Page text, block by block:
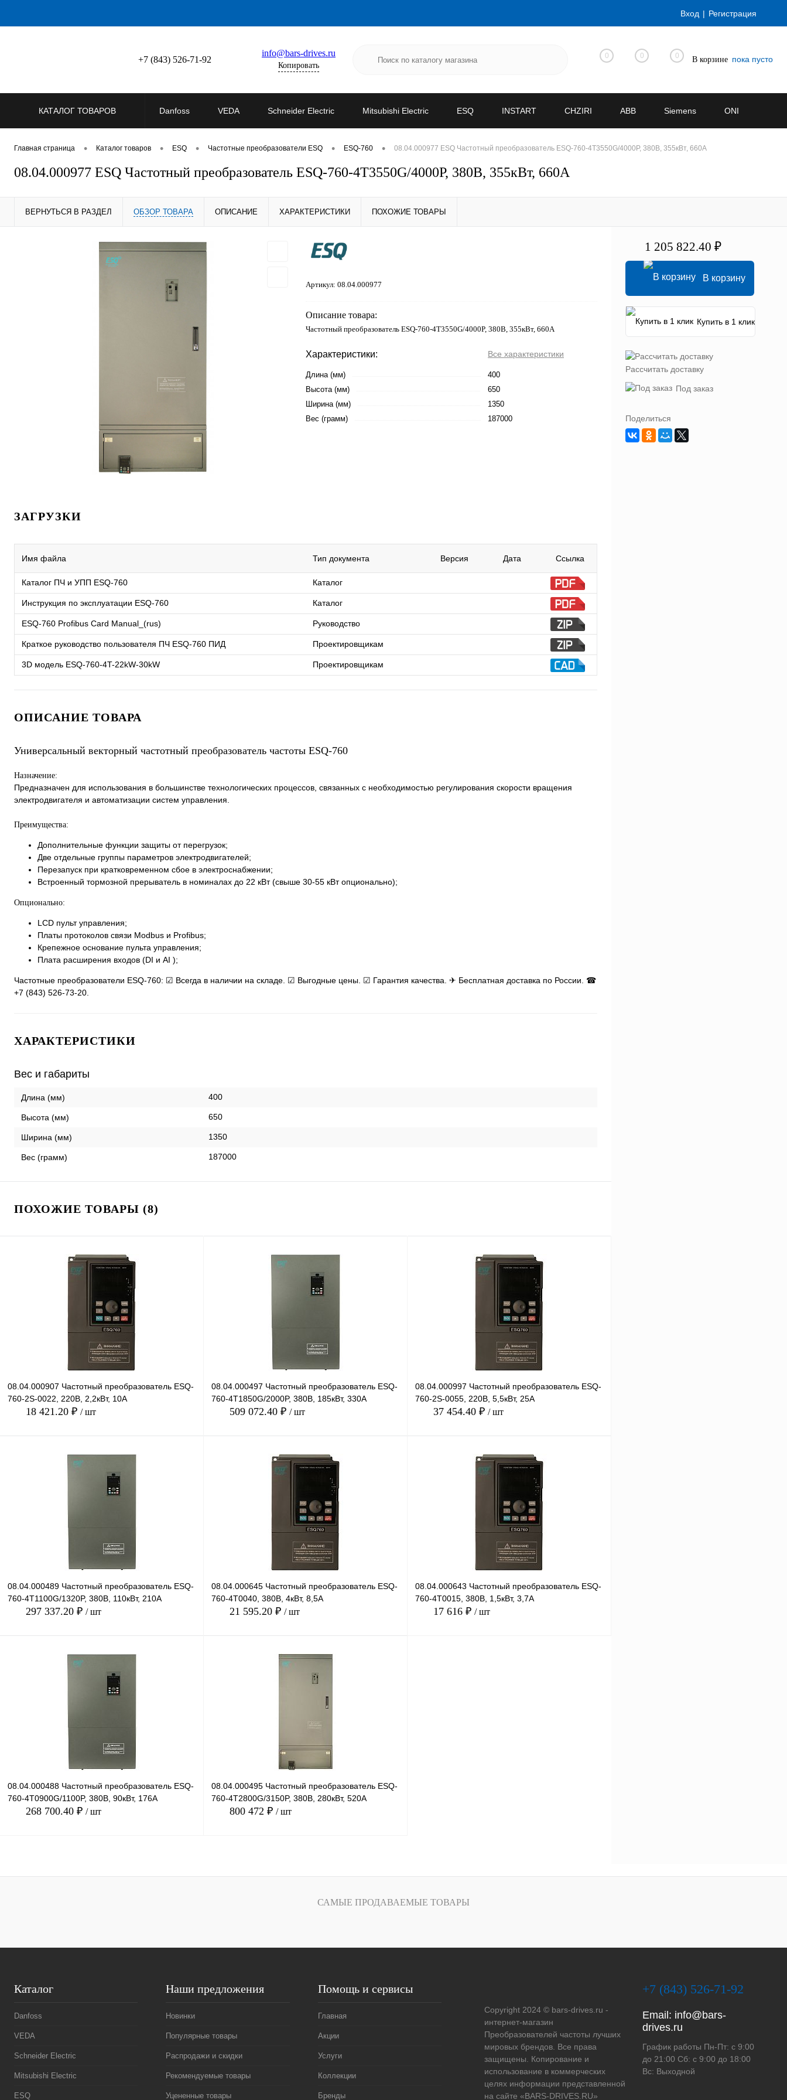
Вход Регистрация
+7 (843) 526-71-92
info@bars-drives.ru
Копировать
0 0 0 В корзине пока пусто
КАТАЛОГ ТОВАРОВ Danfoss VEDA Schneider Electric Mitsubishi Electric ESQ INSTART CHZIRI ABB Siemens ONI
Главная страница • Каталог товаров • ESQ • Частотные преобразователи ESQ • ESQ-760 • 08.04.000977 ESQ Частотный преобразователь ESQ-760-4T3550G/4000P, 380В, 355кВт, 660А
08.04.000977 ESQ Частотный преобразователь ESQ-760-4T3550G/4000P, 380В, 355кВт, 660А
ВЕРНУТЬСЯ В РАЗДЕЛ ОБЗОР ТОВАРА ОПИСАНИЕ ХАРАКТЕРИСТИКИ ПОХОЖИЕ ТОВАРЫ
Артикул: 08.04.000977
Описание товара:
Частотный преобразователь ESQ-760-4T3550G/4000P, 380В, 355кВт, 660А
Характеристики: Все характеристики
Длина (мм)
400
Высота (мм)
650
Ширина (мм)
1350
Вес (грамм)
187000
ЗАГРУЗКИ
Имя файла Тип документа Версия Дата Ссылка
Каталог ПЧ и УПП ESQ-760 Каталог
Инструкция по эксплуатации ESQ-760 Каталог
ESQ-760 Profibus Card Manual_(rus) Руководство
Краткое руководство пользователя ПЧ ESQ-760 ПИД Проектировщикам
3D модель ESQ-760-4T-22kW-30kW Проектировщикам
ОПИСАНИЕ ТОВАРА
Универсальный векторный частотный преобразователь частоты ESQ-760
Назначение:
Предназначен для использования в большинстве технологических процессов, связанных с необходимостью регулирования скорости вращения
электродвигателя и автоматизации систем управления.
Преимущества:
Дополнительные функции защиты от перегрузок;
Две отдельные группы параметров электродвигателей;
Перезапуск при кратковременном сбое в электроснабжении;
Встроенный тормозной прерыватель в номиналах до 22 кВт (свыше 30-55 кВт опционально);
Опционально:
LCD пульт управления;
Платы протоколов связи Modbus и Profibus;
Крепежное основание пульта управления;
Плата расширения входов (DI и AI );
Частотные преобразователи ESQ-760: ☑ Всегда в наличии на складе. ☑ Выгодные цены. ☑ Гарантия качества. ✈ Бесплатная доставка по России. ☎
+7 (843) 526-73-20.
ХАРАКТЕРИСТИКИ
Вес и габариты
Длина (мм) 400
Высота (мм) 650
Ширина (мм) 1350
Вес (грамм) 187000
ПОХОЖИЕ ТОВАРЫ (8)
08.04.000907 Частотный преобразователь ESQ-
760-2S-0022, 220В, 2,2кВт, 10А
18 421.20 ₽ / шт
Сравнение
08.04.000497 Частотный преобразователь ESQ-
760-4T1850G/2000P, 380В, 185кВт, 330А
509 072.40 ₽ / шт
В корзину
Сравнение
Под заказ
08.04.000997 Частотный преобразователь ESQ-
760-2S-0055, 220В, 5,5кВт, 25А
37 454.40 ₽ / шт
В корзину
Сравнение
Под заказ
08.04.000489 Частотный преобразователь ESQ-
760-4T1100G/1320P, 380В, 110кВт, 210А
297 337.20 ₽ / шт
Сравнение
08.04.000645 Частотный преобразователь ESQ-
760-4T0040, 380В, 4кВт, 8,5А
21 595.20 ₽ / шт
В корзину
Под заказ
08.04.000643 Частотный преобразователь ESQ-
760-4T0015, 380В, 1,5кВт, 3,7А
17 616 ₽ / шт
08.04.000488 Частотный преобразователь ESQ-
760-4Т0900G/1100P, 380В, 90кВт, 176А
268 700.40 ₽ / шт
08.04.000495 Частотный преобразователь ESQ-
760-4T2800G/3150P, 380В, 280кВт, 520А
800 472 ₽ / шт
1 205 822.40 ₽
В корзину
Купить в 1 клик
Рассчитать доставку
Под заказ
Поделиться
САМЫЕ ПРОДАВАЕМЫЕ ТОВАРЫ
Каталог
Danfoss
VEDA
Schneider Electric
Mitsubishi Electric
ESQ
Наши предложения
Новинки
Популярные товары
Распродажи и скидки
Рекомендуемые товары
Уцененные товары
Помощь и сервисы
Главная
Акции
Услуги
Коллекции
Бренды
Copyright 2024 © bars-drives.ru -
интернет-магазин
Преобразователей частоты лучших
мировых брендов. Все права
защищены. Копирование и
использование в коммерческих
целях информации представленной
на сайте «BARS-DRIVES.RU»
+7 (843) 526-71-92
Email: info@bars-
drives.ru
График работы Пн-Пт: с 9:00
до 21:00 Сб: с 9:00 до 18:00
Вс: Выходной